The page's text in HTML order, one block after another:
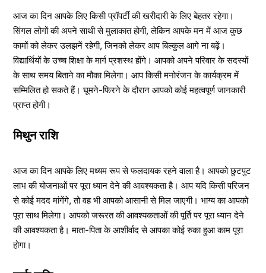
आज का दिन आपके लिए किसी प्रॉपर्टी की खरीदारी के लिए बेहतर रहेगा।
सिंगल लोगों की अपने साथी से मुलाकात होगी, लेकिन आपके मन में आज कुछ
कामों को लेकर उलझनें रहेगी, जिनको लेकर आप बिल्कुल आगे ना बढ़ें।
विद्यार्थियों के उच्च शिक्षा के मार्ग प्रशस्थ होंगे। आपको अपने परिवार के सदस्यों
के साथ समय बिताने का मौका मिलेगा। आप किसी मनोरंजन के कार्यक्रम में
सम्मिलित हो सकते हैं। घूमने-फिरने के दौरान आपको कोई महत्वपूर्ण जानकारी
प्राप्त होगी।
मिथुन राशि
आज का दिन आपके लिए मध्यम रूप से फलदायक रहने वाला है। आपको छुटपुट
लाभ की योजनाओं पर पूरा ध्यान देने की आवश्यकता है। आप यदि किसी परिजन
से कोई मदद मांगेंगे, तो वह भी आपको आसानी से मिल जाएगी। भाग्य का आपको
पूरा साथ मिलेगा। आपको जरूरत की आवश्यकताओं की पूर्ति पर पूरा ध्यान देने
की आवश्यकता है। माता-पिता के आशीर्वाद से आपका कोई रुका हुआ काम पूरा
होगा।